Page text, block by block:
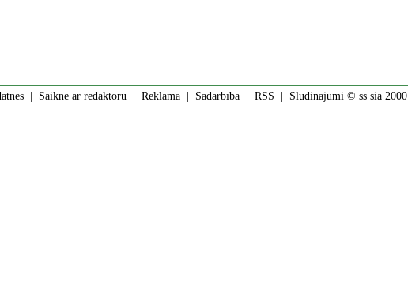
Saikne ar redaktoru Reklāma Sadarbība RSS | Sludinājumi © ss sia 2000